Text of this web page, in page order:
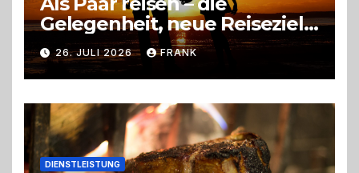
Gelegenheit, neue Reiseziele
zu entdecken
26. JULI 2026 FRANK
DIENSTLEISTUNG